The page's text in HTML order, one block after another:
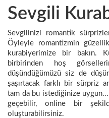
Sevgili
Sevgilinizi romantik
Öyleyle romantizmin
kurabiyerimize bir bakın.
birbirinden hoş
düşündüğümüzü siz de
şaşırtacak farklı bir sürpriz
tam da bu istediğinize
geçebilir, online bir
oluşturabilirsiniz.